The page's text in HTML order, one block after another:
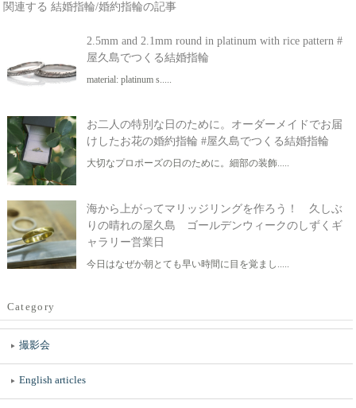
関連する 結婚指輪/婚約指輪の記事
2.5mm and 2.1mm round in platinum with rice pattern #
屋久島でつくる結婚指輪
material: platinum s.....
お二人の特別な日のために。オーダーメイドでお届
けしたお花の婚約指輪 #屋久島でつくる結婚指輪
大切なプロポーズの日のために。細部の装飾.....
海から上がってマリッジリングを作ろう！ 久しぶ
りの晴れの屋久島 ゴールデンウィークのしずくギ
ャラリー営業日
今日はなぜか朝とても早い時間に目を覚まし.....
Category
撮影会
English articles